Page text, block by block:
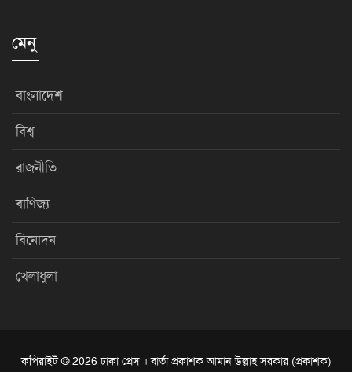
মেনু
বাংলাদেশ
বিশ্ব
রাজনীতি
বাণিজ্য
বিনোদন
খেলাধুলা
কপিরাইট © 2026 ঢাকা প্রেস । বার্তা প্রকাশক আমান উল্লাহ সরকার (প্রকাশক)